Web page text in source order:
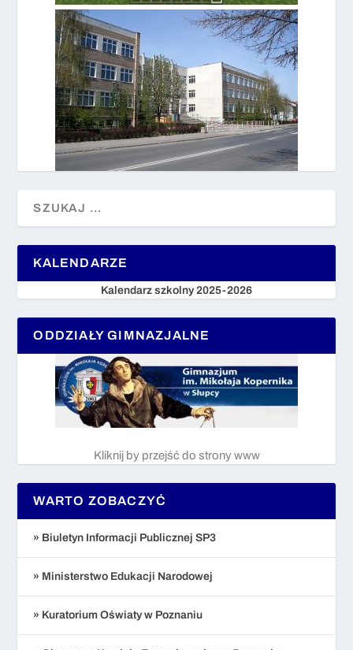
KALENDARZE
Kalendarz szkolny 2025-2026
ODDZIAŁY GIMNAZJALNE
Kliknij by przejść do strony www
WARTO ZOBACZYĆ
» Biuletyn Informacji Publicznej SP3
» Ministerstwo Edukacji Narodowej
» Kuratorium Oświaty w Poznaniu